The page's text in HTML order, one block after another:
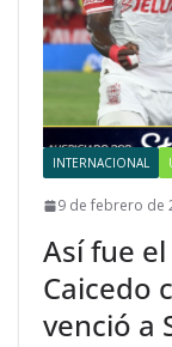
INTERNACIONAL
9 de febrero de
Así fue
Caicedo
venció a